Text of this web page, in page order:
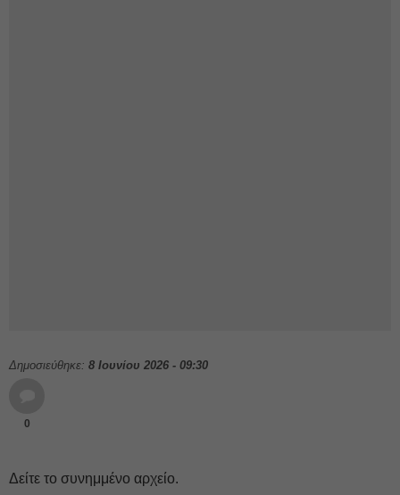
Δημοσιεύθηκε: 8 Ιουνίου 2026 - 09:30
0
Δείτε το συνημμένο αρχείο.